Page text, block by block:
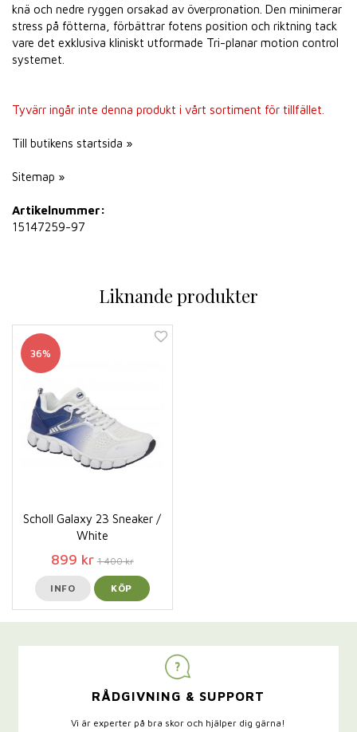
knä och nedre ryggen orsakad av överpronation. Den minimerar
stress på fötterna, förbättrar fotens position och riktning tack
vare det exklusiva kliniskt utformade Tri-planar motion control
systemet.
Tyvärr ingår inte denna produkt i vårt sortiment för tillfället.
Till butikens startsida »
Sitemap »
Artikelnummer:
15147259-97
Liknande produkter
36%
Scholl Galaxy 23 Sneaker /
White
899 kr 1 400 kr
INFO KÖP
RÅDGIVNING & SUPPORT
Vi är experter på bra skor och hjälper dig gärna!